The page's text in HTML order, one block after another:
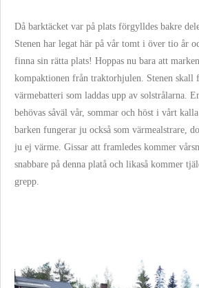
Då barktäcket var på plats förgylldes bakre
Stenen har legat här på vår tomt i över tio år
finna sin rätta plats! Hoppas nu bara att
kompaktionen från traktorhjulen. Stenen skall
värmebatteri som laddas upp av solstrålarna.
behövas såväl vår, sommar och höst i vårt
barken fungerar ju också som värmealstrare,
ju ej värme. Gissar att framledes kommer
snabbare på denna platå och likaså kommer
grepp.